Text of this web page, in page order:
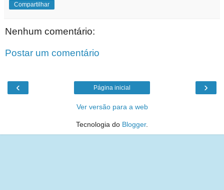
Compartilhar
Nenhum comentário:
Postar um comentário
‹ ›
Página inicial
Ver versão para a web
Tecnologia do Blogger.